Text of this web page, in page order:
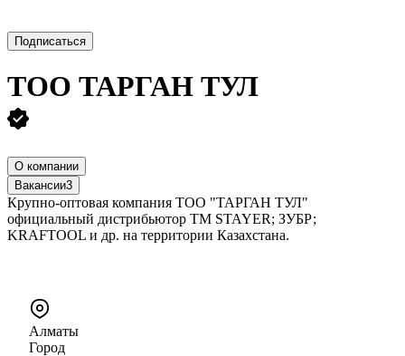
Подписаться
ТОО ТАРГАН ТУЛ
О компании
Вакансии3
Крупно-оптовая компания ТОО "ТАРГАН ТУЛ"
официальный дистрибьютор ТМ STAYER; ЗУБР;
KRAFTOOL и др. на территории Казахстана.
Алматы
Город